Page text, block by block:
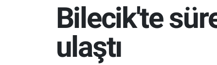
Bilecik'te
ulaştı
YAZARLAR
Eskişehir Trafik Yoğunluk Haritası
Süper Lig Puan Durumu ve Fikstür